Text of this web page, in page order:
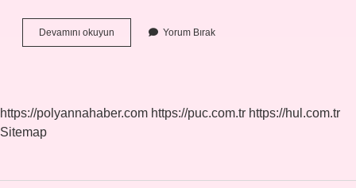
Devamını okuyun
Boyu
Yorum Bırak
https://polyannahaber.com https://puc.com.tr https://hul.com.tr
Sitemap